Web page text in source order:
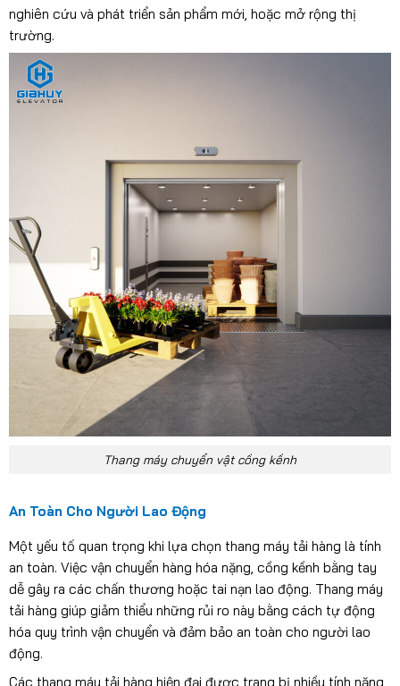
nghiên cứu và phát triển sản phẩm mới, hoặc mở rộng thị
trường.
Thang máy chuyển vật cồng kềnh
An Toàn Cho Người Lao Động
Một yếu tố quan trọng khi lựa chọn thang máy tải hàng là tính
an toàn. Việc vận chuyển hàng hóa nặng, cồng kềnh bằng tay
dễ gây ra các chấn thương hoặc tai nạn lao động. Thang máy
tải hàng giúp giảm thiểu những rủi ro này bằng cách tự động
hóa quy trình vận chuyển và đảm bảo an toàn cho người lao
động.
Các thang máy tải hàng hiện đại được trang bị nhiều tính năng